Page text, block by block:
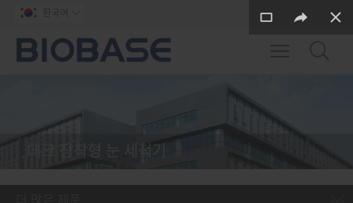
데크 장착형 눈 세척기